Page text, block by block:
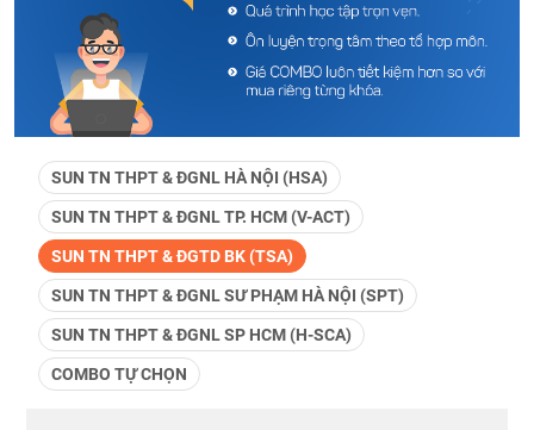
SUN TN THPT & ĐGNL HÀ NỘI (HSA)
SUN TN THPT & ĐGNL TP. HCM (V-ACT)
SUN TN THPT & ĐGTD BK (TSA)
SUN TN THPT & ĐGNL SƯ PHẠM HÀ NỘI (SPT)
SUN TN THPT & ĐGNL SP HCM (H-SCA)
COMBO TỰ CHỌN